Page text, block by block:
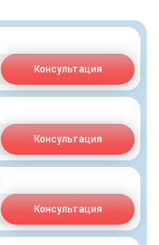
Консультация
Консультация
Консультация